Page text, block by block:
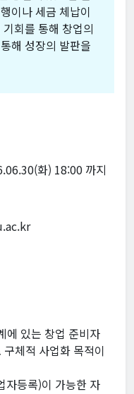
이나 세금 체납이
회를 통해 창업의
해 성장의 발판을
화) 18:00 까지
에 있는 창업 준비자
체적 사업화 목적이
자등록)이 가능한 자